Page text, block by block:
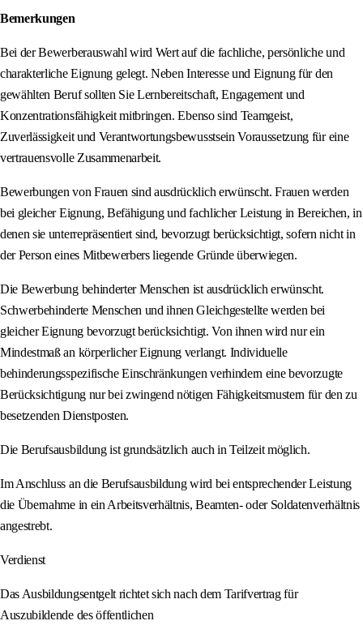
Bemerkungen
Bei der Bewerberauswahl wird Wert auf die fachliche, persönliche und
charakterliche Eignung gelegt. Neben Interesse und Eignung für den
gewählten Beruf sollten Sie Lernbereitschaft, Engagement und
Konzentrationsfähigkeit mitbringen. Ebenso sind Teamgeist,
Zuverlässigkeit und Verantwortungsbewusstsein Voraussetzung für eine
vertrauensvolle Zusammenarbeit.
Bewerbungen von Frauen sind ausdrücklich erwünscht. Frauen werden
bei gleicher Eignung, Befähigung und fachlicher Leistung in Bereichen, in
denen sie unterrepräsentiert sind, bevorzugt berücksichtigt, sofern nicht in
der Person eines Mitbewerbers liegende Gründe überwiegen.
Die Bewerbung behinderter Menschen ist ausdrücklich erwünscht.
Schwerbehinderte Menschen und ihnen Gleichgestellte werden bei
gleicher Eignung bevorzugt berücksichtigt. Von ihnen wird nur ein
Mindestmaß an körperlicher Eignung verlangt. Individuelle
behinderungsspezifische Einschränkungen verhindern eine bevorzugte
Berücksichtigung nur bei zwingend nötigen Fähigkeitsmustern für den zu
besetzenden Dienstposten.
Die Berufsausbildung ist grundsätzlich auch in Teilzeit möglich.
Im Anschluss an die Berufsausbildung wird bei entsprechender Leistung
die Übernahme in ein Arbeitsverhältnis, Beamten- oder Soldatenverhältnis
angestrebt.
Verdienst
Das Ausbildungsentgelt richtet sich nach dem Tarifvertrag für
Auszubildende des öffentlichen